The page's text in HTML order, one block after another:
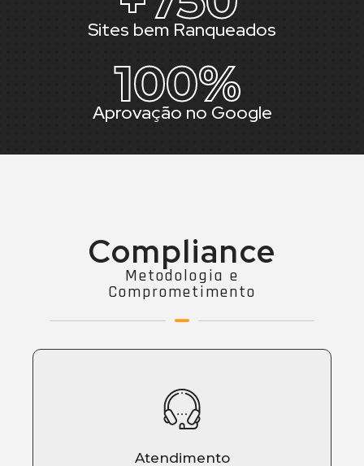
Sites bem Ranqueados
100%
Aprovação no Google
Compliance
Metodologia e
Comprometimento
Atendimento